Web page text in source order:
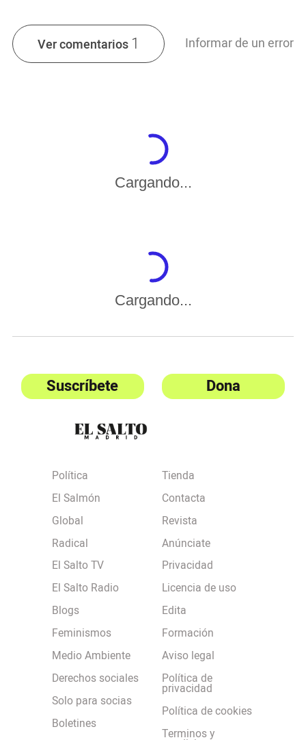
Ver comentarios 1 Informar de un error
Cargando...
Cargando...
Suscríbete Dona
Política
El Salmón
Global
Radical
El Salto TV
El Salto Radio
Blogs
Feminismos
Medio Ambiente
Derechos sociales
Solo para socias
Boletines
Tienda
Contacta
Revista
Anúnciate
Privacidad
Licencia de uso
Edita
Formación
Aviso legal
Política de
privacidad
Política de cookies
Terminos y